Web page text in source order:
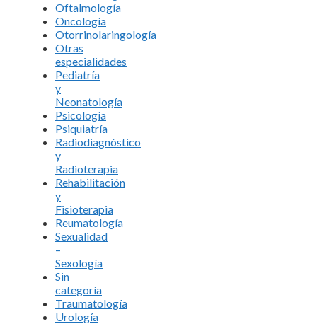
Oftalmología
Oncología
Otorrinolaringología
Otras
especialidades
Pediatría
y
Neonatología
Psicología
Psiquiatría
Radiodiagnóstico
y
Radioterapia
Rehabilitación
y
Fisioterapia
Reumatología
Sexualidad
–
Sexología
Sin
categoría
Traumatología
Urología